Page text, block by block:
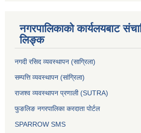
नगरपालिकाको कार्यलयबाट
लिङ्क
नगदी रसिद व्यवस्थापन (साग्रिला)
सम्पत्ति व्यवस्थापन (सांग्रिला)
राजश्व व्यवस्थापन प्रणाली (SUTRA)
फुङलिङ नगरपालिका करदाता पोर्टल
SPARROW SMS